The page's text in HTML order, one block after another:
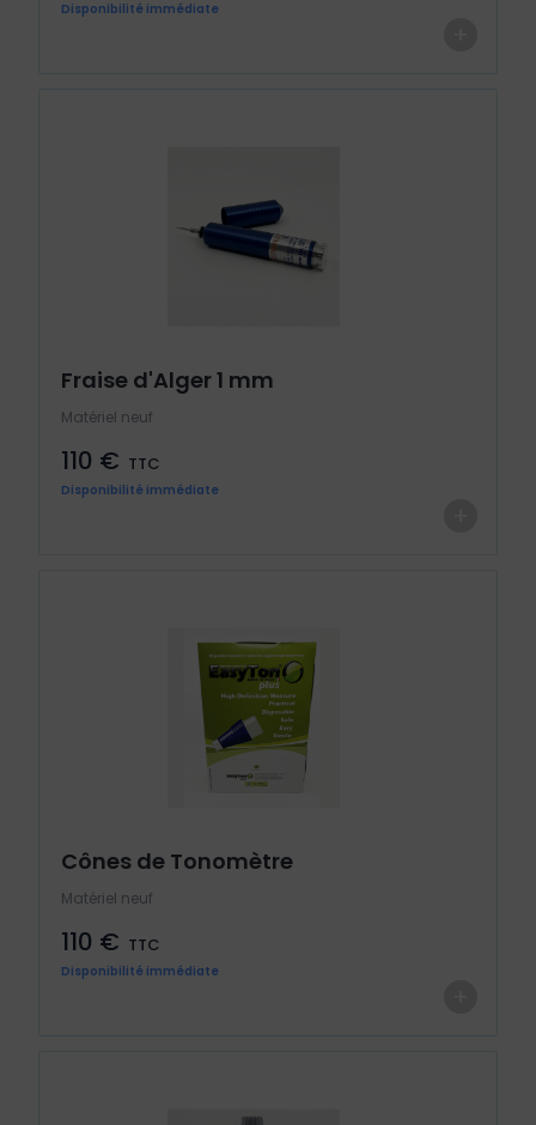
Disponibilité immédiate
Fraise d'Alger 1 mm
Matériel neuf
110 € TTC
Disponibilité immédiate
Cônes de Tonomètre
Matériel neuf
110 € TTC
Disponibilité immédiate